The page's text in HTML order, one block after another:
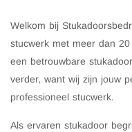
Welkom bij
stucwerk met meer dan
een betrouwbare
verder, want wij zijn jouw
professioneel stucwerk.
Als ervaren stukadoor